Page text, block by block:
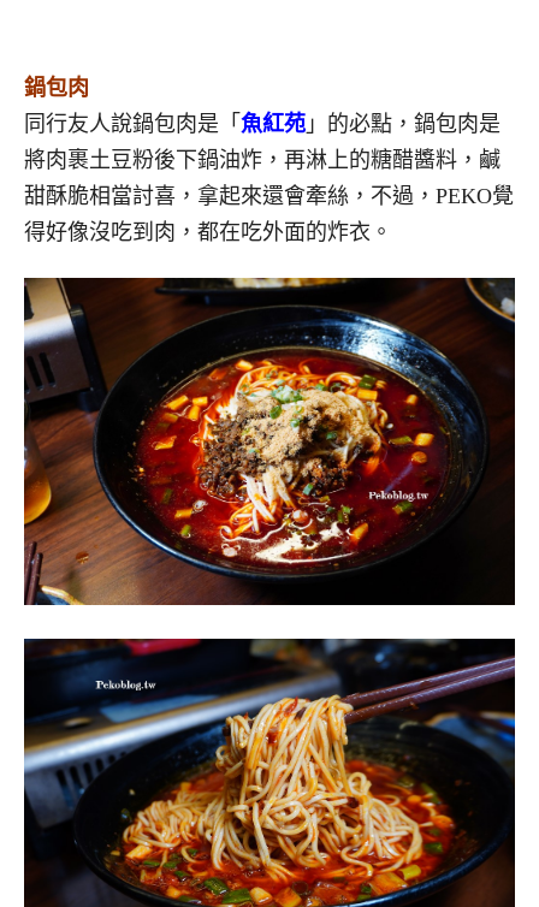
鍋包肉
同行友人說鍋包肉是「 魚紅苑 」的必點，鍋包肉是
將肉裹土豆粉後下鍋油炸，再淋上的糖醋醬料，鹹
甜酥脆相當討喜，拿起來還會牽絲，不過，PEKO覺
得好像沒吃到肉，都在吃外面的炸衣。